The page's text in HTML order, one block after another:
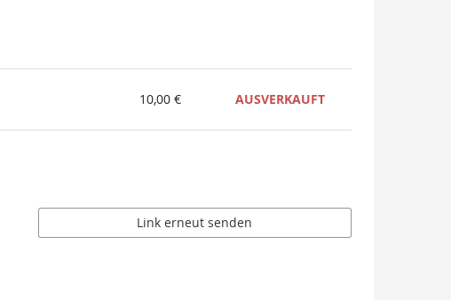
10,00 € AUSVERKAUFT
Link erneut senden